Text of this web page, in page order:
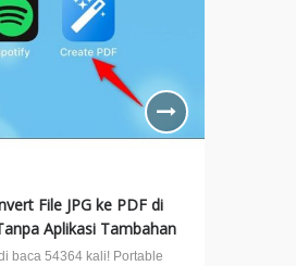
File JPG ke PDF di
Aplikasi Tambahan
baca 54364 kali! Portable